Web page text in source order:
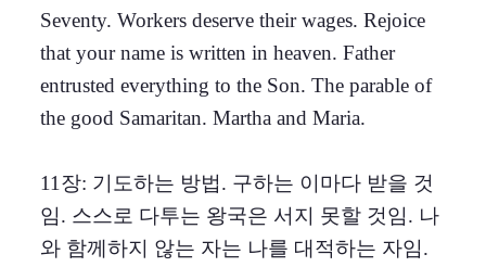
Seventy. Workers deserve their wages. Rejoice
that your name is written in heaven. Father
entrusted everything to the Son. The parable of
the good Samaritan. Martha and Maria.
11장: 기도하는 방법. 구하는 이마다 받을 것
임. 스스로 다투는 왕국은 서지 못할 것임. 나
와 함께하지 않는 자는 나를 대적하는 자임.